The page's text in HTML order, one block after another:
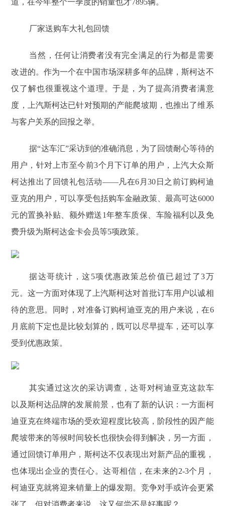
道，在今年整个一季度的销量也才7895辆。
厂家送购车大礼包回馈
当然，任何让消费者没有完全满足的行为都是需要
改进的。作为一个在中国市场深耕多年的品牌，斯柯达不
仅了解也很重视这个道理。于是，为了提高消费者满意
度，上汽斯柯达已针对预期的产能爬坡期，也推出了维系
与客户关系的回报之举。
据“达车汇”采访到的准确消息，为了回馈耐心等待的
用户，针对上市至今前3个月下订单的用户，上汽大众斯
柯达推出了回馈礼包活动——凡在6月30日之前订购柯迪
亚克的用户，可以享受包括购车金融政策、最高可达6000
元的置换补贴、额外赠送1年整车质保、车险福利以及免
费升级为斯柯达金卡会员等5项政策。
据达哥统计，这5项优惠政策总价值已超过了3万
元。这一方面对体现了上汽斯柯达对首批订车用户以诚相
待的意思。同时，对准备订购柯迪亚克的用户来说，在6
月底前下定也是比较划算的，既可以尽早提车，还可以享
受到优惠政策。
其实通过这次的采访调查，达哥对柯迪亚克这款车
以及斯柯达品牌的发展前景，也有了新的认识：一方面柯
迪亚克在终端市场的受欢迎程度比较高，阶段性的因产能
爬坡带来的等候时间较长也很快会得到解决，另一方面，
通过回馈订单用户，斯柯达不仅表现出对新产品的重视，
也体现出企业的责任心。达哥相信，在未来的2-3个月，
柯迪亚克就将迎来销量上的爆发期。竞争对手或许会更紧